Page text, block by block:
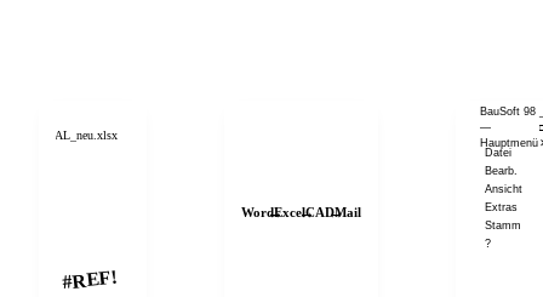
#REF!
Word↔Excel↔CAD↔Mail
BauSoft 98
—
Hauptmenü
Datei
Bearb.
Ansicht
Extras
Stamm
?